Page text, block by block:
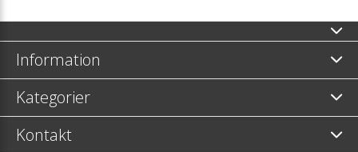
Information
Kategorier
Kontakt